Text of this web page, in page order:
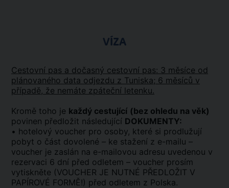
VÍZA
Cestovní pas a dočasný cestovní pas: 3 měsíce od
plánovaného data odjezdu z Tuniska; 6 měsíců v
případě, že nemáte zpáteční letenku.
Kromě toho je každý cestující (bez ohledu na věk)
povinen předložit následující DOKUMENTY:
• hotelový voucher pro osoby, které si prodlužují
pobyt o část dovolené – ke stažení z e-mailu –
voucher je zaslán na e-mailovou adresu uvedenou v
rezervaci 6 dní před odletem – voucher prosím
vytiskněte (VOUCHER JE NUTNÉ PŘEDLOŽIT V
PAPÍROVÉ FORMĚ!) před odletem z Polska.